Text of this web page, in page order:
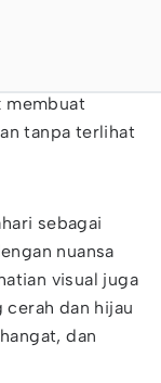
membuat
tanpa terlihat
sebagai
nuansa
visual juga
dan hijau
dan